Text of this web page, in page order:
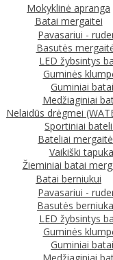
Mokyklinė apranga
Batai mergaitei
Pavasariui -
Basutės
LED žybsintys
Guminės
Guminiai batai
Medžiaginiai
Nelaidūs drėgmei
Sportiniai
Bateliai
Vaikiški
Žieminiai batai
Batai berniukui
Pavasariui -
Basutės
LED žybsintys
Guminės
Guminiai batai
Medžiaginiai